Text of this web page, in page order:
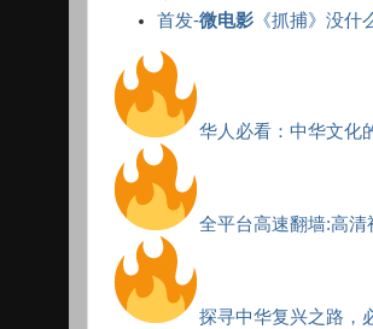
首发-微电影 《抓捕》没
华人必看：中华文化
全平台高速翻墙:高清
探寻中华复兴之路，